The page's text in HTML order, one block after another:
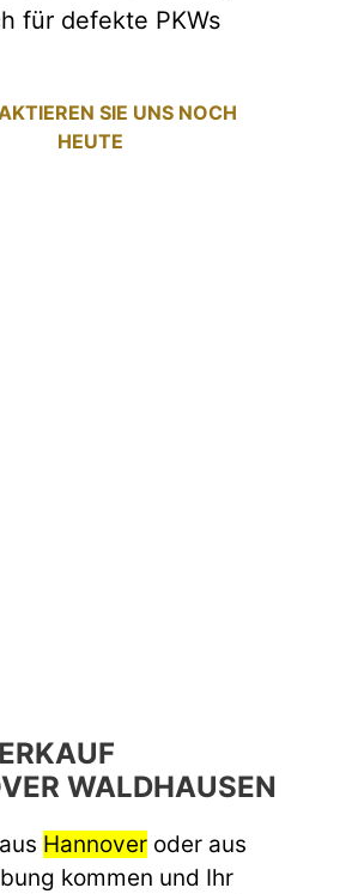
für defekte PKWs
SIE UNS NOCH
HEUTE
WALDHAUSEN
Hannover oder aus
kommen und Ihr